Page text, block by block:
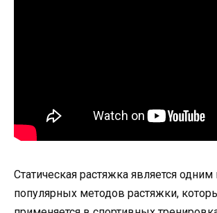
Статическая растяжка является
популярных методов растяжки,